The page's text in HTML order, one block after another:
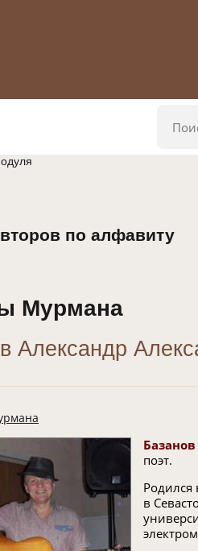
по алфавиту
Мурмана
Александр
поэт.
Родился
в